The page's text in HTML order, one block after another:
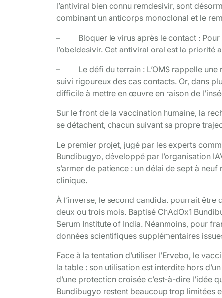
l’antiviral bien connu remdesivir, sont
combinant un anticorps monoclonal et le
– Bloquer le virus après le contact : Pour
l’obeldesivir. Cet antiviral oral est la
– Le défi du terrain : L’OMS rappelle une
suivi rigoureux des cas contacts. Or, dans
difficile à mettre en œuvre en raison de
Sur le front de la vaccination humaine, la
se détachent, chacun suivant sa propre
Le premier projet, jugé par les experts
Bundibugyo, développé par l’organisation
s’armer de patience : un délai de sept à
clinique.
À l’inverse, le second candidat pourrait être
deux ou trois mois. Baptisé ChAdOx1
Serum Institute of India. Néanmoins, pour
données scientifiques supplémentaires
Face à la tentation d’utiliser l’Ervebo, le
la table : son utilisation est interdite hors
d’une protection croisée c’est-à-dire l’idée
Bundibugyo restent beaucoup trop limitées